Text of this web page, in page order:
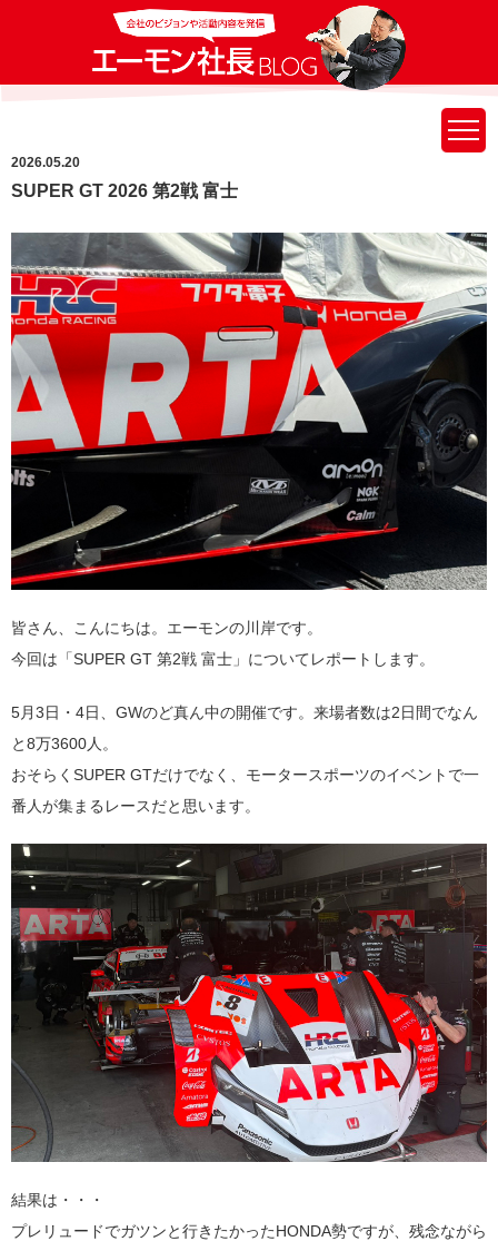
2026.05.20
SUPER GT 2026 第2戦 富士
皆さん、こんにちは。エーモンの川岸です。
今回は「SUPER GT 第2戦 富士」についてレポートします。
5月3日・4日、GWのど真ん中の開催です。来場者数は2日間でなん
と8万3600人。
おそらくSUPER GTだけでなく、モータースポーツのイベントで一
番人が集まるレースだと思います。
結果は・・・
プレリュードでガツンと行きたかったHONDA勢ですが、残念ながら